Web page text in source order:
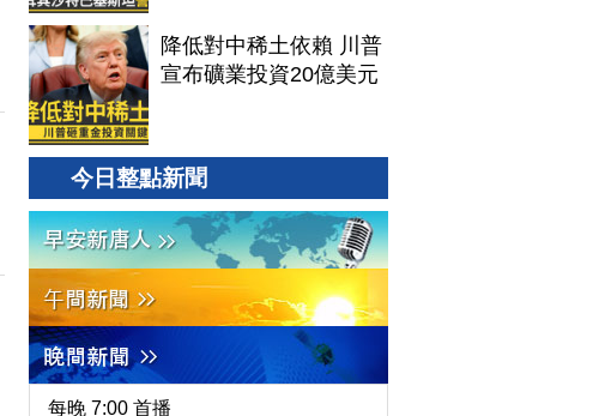
降低對中稀土依賴 川普
宣布礦業投資20億美元
今日整點新聞
每晚 7:00 首播